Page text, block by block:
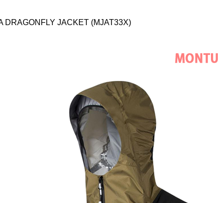
DRAGONFLY JACKET (MJAT33X)